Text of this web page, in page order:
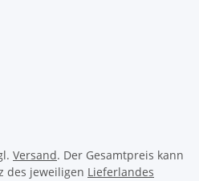
Versand. Der Gesamtpreis kann
des jeweiligen Lieferlandes